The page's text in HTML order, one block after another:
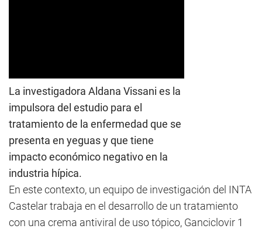
La investigadora Aldana Vissani es la
impulsora del estudio para el
tratamiento de la enfermedad que se
presenta en yeguas y que tiene
impacto económico negativo en la
industria hípica.
En este contexto, un equipo de investigación del INTA
Castelar trabaja en el desarrollo de un tratamiento
con una crema antiviral de uso tópico, Ganciclovir 1